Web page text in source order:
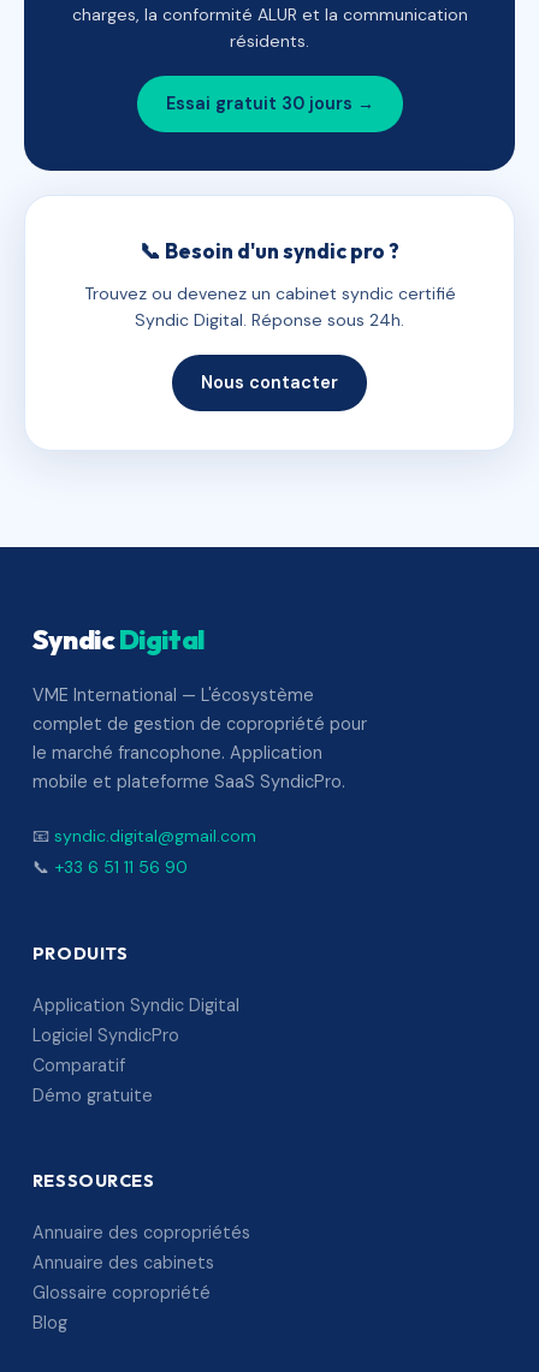
charges, la conformité ALUR et la communication
résidents.
Essai gratuit 30 jours →
📞 Besoin d'un syndic pro ?
Trouvez ou devenez un cabinet syndic certifié
Syndic Digital. Réponse sous 24h.
Nous contacter
SyndicDigital
VME International — L'écosystème
complet de gestion de copropriété pour
le marché francophone. Application
mobile et plateforme SaaS SyndicPro.
📧 syndic.digital@gmail.com
📞 +33 6 51 11 56 90
PRODUITS
Application Syndic Digital
Logiciel SyndicPro
Comparatif
Démo gratuite
RESSOURCES
Annuaire des copropriétés
Annuaire des cabinets
Glossaire copropriété
Blog